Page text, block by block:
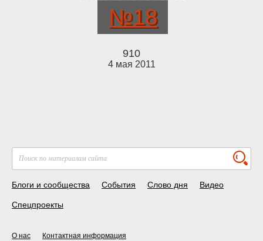
№18
910
4 мая 2011
Блоги и сообщества События Слово дня Видео
Спецпроекты
О нас Контактная информация